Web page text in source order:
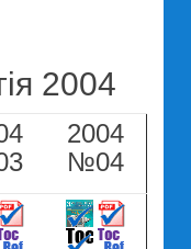
2004
2004
№04